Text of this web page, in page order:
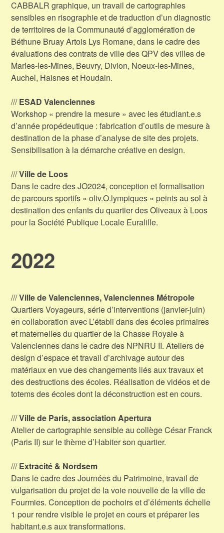
CABBALR graphique, un travail de cartographies
sensibles en risographie et de traduction d’un diagnostic
de territoires de la Communauté d’agglomération de
Béthune Bruay Artois Lys Romane, dans le cadre des
évaluations des contrats de ville des QPV des villes de
Marles-les-Mines, Beuvry, Divion, Noeux-les-Mines,
Auchel, Haisnes et Houdain.
///ESAD Valenciennes
Workshop « prendre la mesure » avec les étudiant.e.s
d’année propédeutique : fabrication d’outils de mesure à
destination de la phase d’analyse de site des projets.
Sensibilisation à la démarche créative en design.
///Ville de Loos
Dans le cadre des JO2024, conception et formalisation
de parcours sportifs « oliv.O.lympiques » peints au sol à
destination des enfants du quartier des Oliveaux à Loos
pour la Société Publique Locale Euralille.
2022
///Ville de Valenciennes, Valenciennes Métropole
Quartiers Voyageurs, série d’interventions (janvier-juin)
en collaboration avec L’établi dans des écoles primaires
et maternelles du quartier de la Chasse Royale à
Valenciennes dans le cadre des NPNRU II. Ateliers de
design d’espace et travail d’archivage autour des
matériaux en vue des changements liés aux travaux et
des destructions des écoles. Réalisation de vidéos et de
totems des écoles dont la déconstruction est en cours.
///Ville de Paris, association Apertura
Atelier de cartographie sensible au collège César Franck
(Paris II) sur le thème d’Habiter son quartier.
///Extracité & Nordsem
Dans le cadre des Journées du Patrimoine, travail de
vulgarisation du projet de la voie nouvelle de la ville de
Fourmies. Conception de pochoirs et d’éléments échelle
1 pour rendre visible le projet en cours et préparer les
habitant.e.s aux transformations.